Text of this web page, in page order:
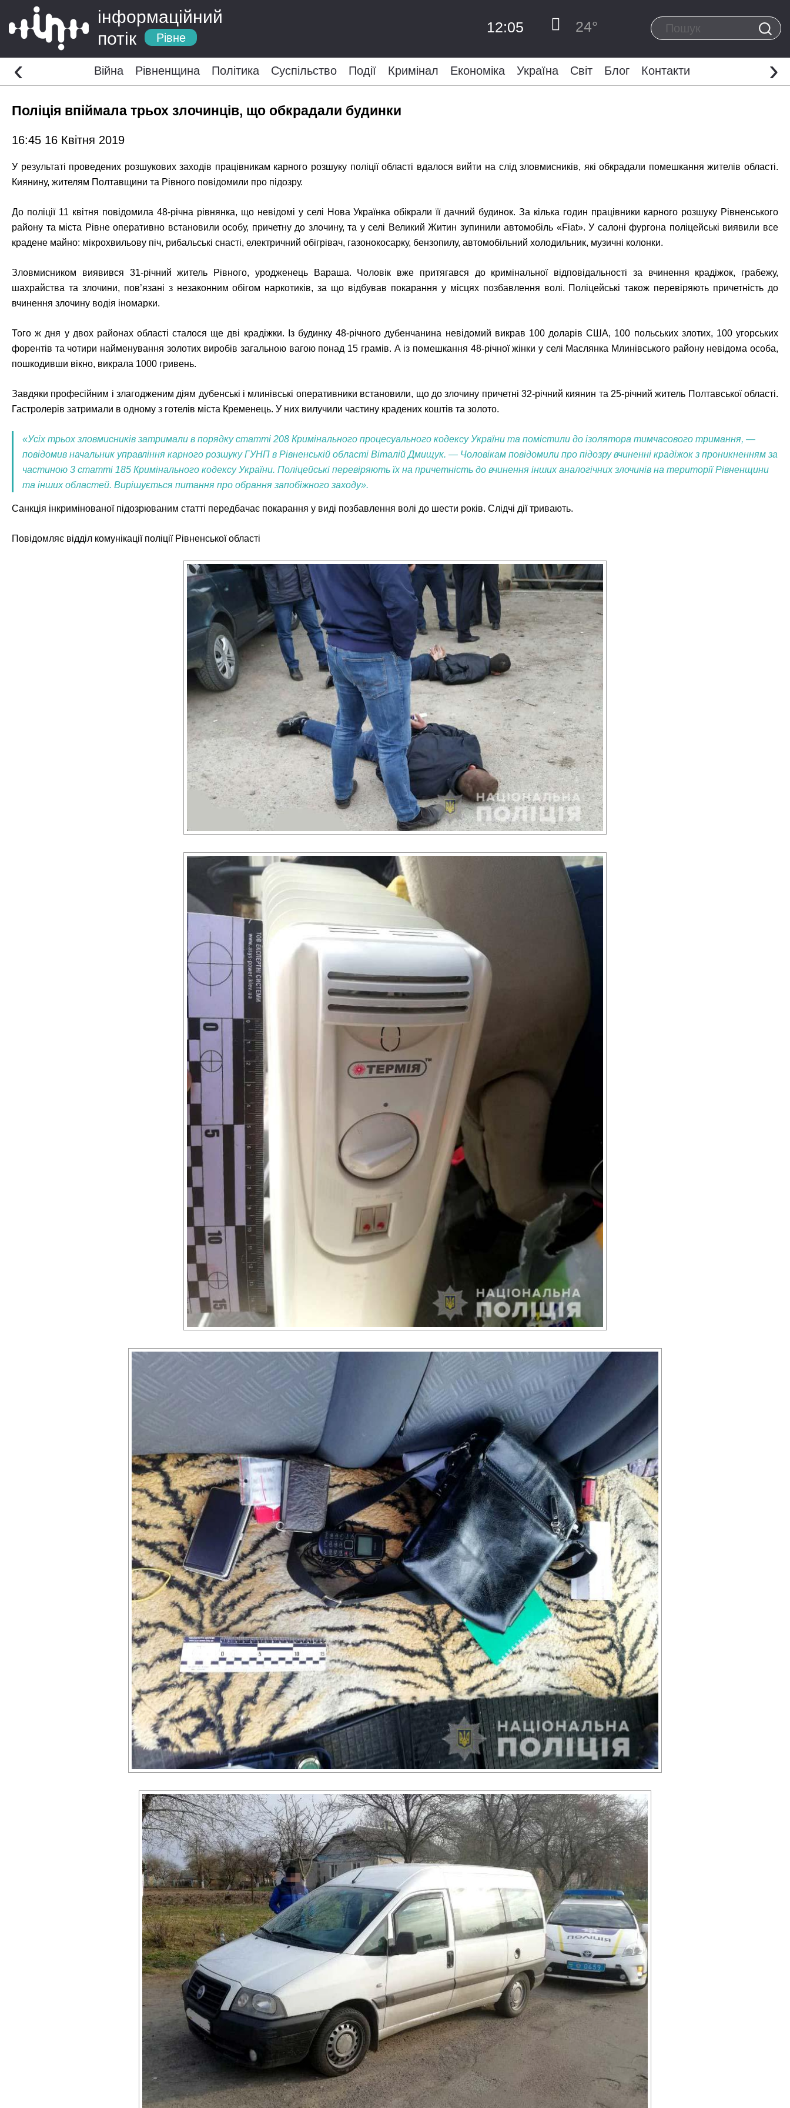
інформаційний
потік
Рівне
12:05 24°
Війна Рівненщина Політика Суспільство Події Кримінал Економіка Україна Світ Блог Контакти
‹ ›
Поліція впіймала трьох злочинців, що обкрадали будинки
16:45 16 Квітня 2019
У результаті проведених розшукових заходів працівникам карного розшуку поліції області вдалося вийти на слід зловмисників, які обкрадали помешкання жителів області.
Киянину, жителям Полтавщини та Рівного повідомили про підозру.
До поліції 11 квітня повідомила 48-річна рівнянка, що невідомі у селі Нова Українка обікрали її дачний будинок. За кілька годин працівники карного розшуку Рівненського
району та міста Рівне оперативно встановили особу, причетну до злочину, та у селі Великий Житин зупинили автомобіль «Fiat». У салоні фургона поліцейські виявили все
крадене майно: мікрохвильову піч, рибальські снасті, електричний обігрівач, газонокосарку, бензопилу, автомобільний холодильник, музичні колонки.
Зловмисником виявився 31-річний житель Рівного, уродженець Вараша. Чоловік вже притягався до кримінальної відповідальності за вчинення крадіжок, грабежу,
шахрайства та злочини, пов’язані з незаконним обігом наркотиків, за що відбував покарання у місцях позбавлення волі. Поліцейські також перевіряють причетність до
вчинення злочину водія іномарки.
Того ж дня у двох районах області сталося ще дві крадіжки. Із будинку 48-річного дубенчанина невідомий викрав 100 доларів США, 100 польських злотих, 100 угорських
форентів та чотири найменування золотих виробів загальною вагою понад 15 грамів. А із помешкання 48-річної жінки у селі Маслянка Млинівського району невідома особа,
пошкодивши вікно, викрала 1000 гривень.
Завдяки професійним і злагодженим діям дубенські і млинівські оперативники встановили, що до злочину причетні 32-річний киянин та 25-річний житель Полтавської області.
Гастролерів затримали в одному з готелів міста Кременець. У них вилучили частину крадених коштів та золото.
«Усіх трьох зловмисників затримали в порядку статті 208 Кримінального процесуального кодексу України та помістили до ізолятора тимчасового тримання, —
повідомив начальник управління карного розшуку ГУНП в Рівненській області Віталій Дмищук. — Чоловікам повідомили про підозру вчиненні крадіжок з проникненням за
частиною 3 статті 185 Кримінального кодексу України. Поліцейські перевіряють їх на причетність до вчинення інших аналогічних злочинів на території Рівненщини
та інших областей. Вирішується питання про обрання запобіжного заходу».
Санкція інкримінованої підозрюваним статті передбачає покарання у виді позбавлення волі до шести років. Слідчі дії тривають.
Повідомляє відділ комунікації поліції Рівненської області